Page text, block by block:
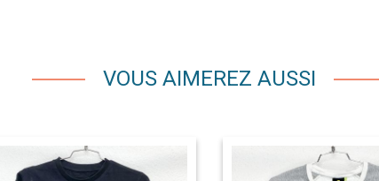
VOUS AIMEREZ AUSSI